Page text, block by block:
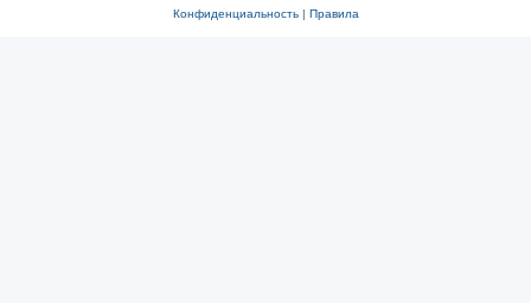
Конфиденциальность| Правила